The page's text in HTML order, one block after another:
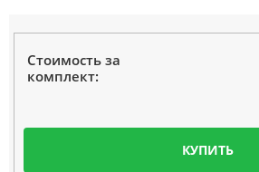
Стоимость за
комплект:
КУПИТЬ